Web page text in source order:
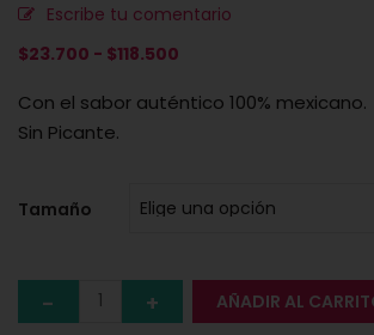
Escribe tu comentario
$23.700 - $118.500
precios:
hasta
Con el sabor auténtico 100% mexicano.
Sin Picante.
Tamaño
AÑADIR AL